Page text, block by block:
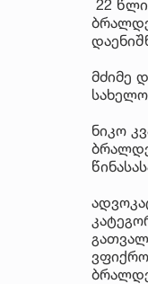
22
მძიმე
ნიკო